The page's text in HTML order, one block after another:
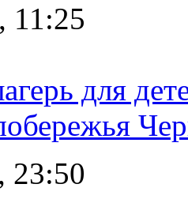
11:25
для
23:50